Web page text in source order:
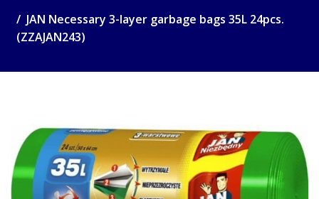
JAN Necessary 3-layer garbage bags 35L 24pcs.
(ZZAJAN243)